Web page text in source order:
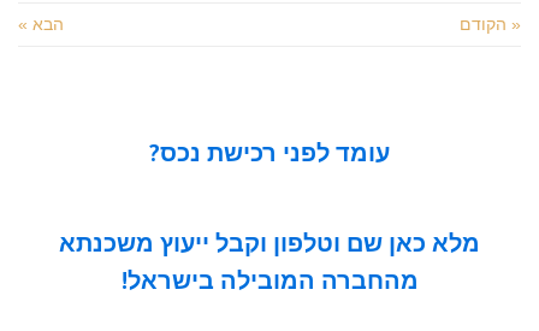
« הקודם הבא »
עומד לפני רכישת נכס?
מלא כאן שם וטלפון וקבל ייעוץ משכנתא
מהחברה המובילה בישראל!